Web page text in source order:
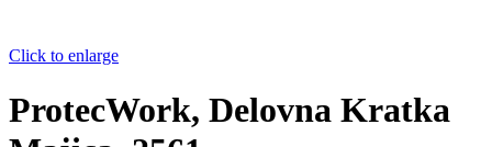
Click to enlarge
ProtecWork, Delovna Kratka